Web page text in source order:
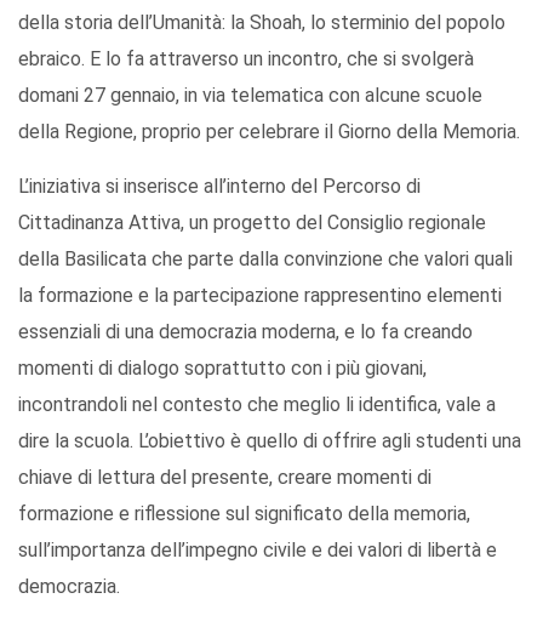
della storia dell’Umanità: la Shoah, lo sterminio del popolo
ebraico. E lo fa attraverso un incontro, che si svolgerà
domani 27 gennaio, in via telematica con alcune scuole
della Regione, proprio per celebrare il Giorno della Memoria.
L’iniziativa si inserisce all’interno del Percorso di
Cittadinanza Attiva, un progetto del Consiglio regionale
della Basilicata che parte dalla convinzione che valori quali
la formazione e la partecipazione rappresentino elementi
essenziali di una democrazia moderna, e lo fa creando
momenti di dialogo soprattutto con i più giovani,
incontrandoli nel contesto che meglio li identifica, vale a
dire la scuola. L’obiettivo è quello di offrire agli studenti una
chiave di lettura del presente, creare momenti di
formazione e riflessione sul significato della memoria,
sull’importanza dell’impegno civile e dei valori di libertà e
democrazia.